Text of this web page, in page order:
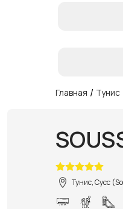
Главная / Тунис
Тунис, Сусс